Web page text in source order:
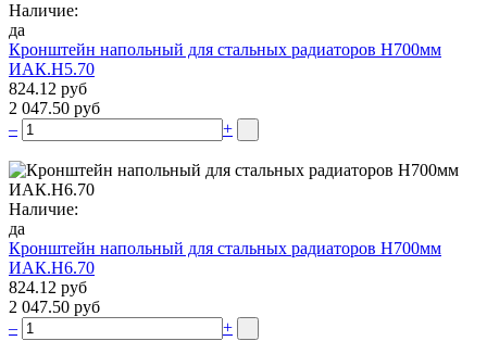
Наличие:
да
Кронштейн напольный для стальных радиаторов Н700мм
ИАК.Н5.70
824.12 руб
2 047.50 руб
–
+
Наличие:
да
Кронштейн напольный для стальных радиаторов Н700мм
ИАК.Н6.70
824.12 руб
2 047.50 руб
–
+